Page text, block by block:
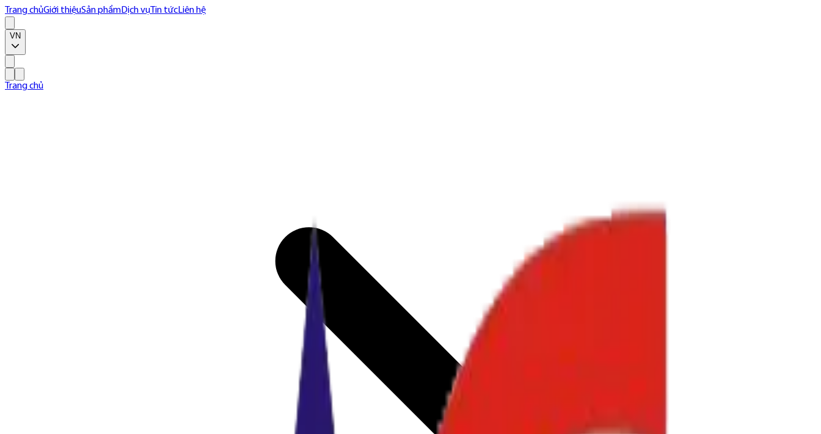
Trang chủGiới thiệuSản phẩmDịch vụ Tin tứcLiên hệ
VN
Trang chủ